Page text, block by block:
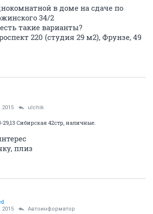
в доме на сдаче по
34/2
такие варианты?
220 (студия 29 м2), Фрунзе, 49
2015 ulchik
Сибирская 42стр, наличные.
плиз
2015 Автоинформатор